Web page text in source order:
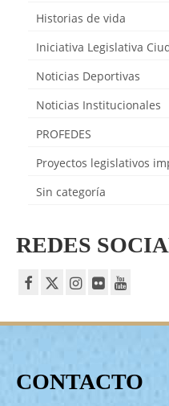
Historias de vida
Iniciativa Legislativa
Noticias Deportivas
Noticias Institucionales
PROFEDES
Proyectos legislativos
Sin categoría
REDES
CONTACTO